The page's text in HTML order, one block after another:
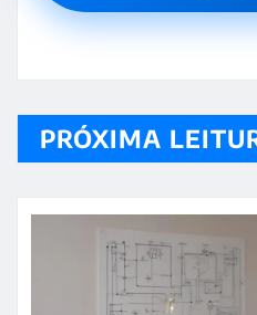
PRÓXIMA